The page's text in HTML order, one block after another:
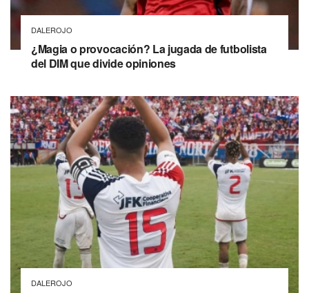
DALEROJO
¿Magia o provocación? La jugada de futbolista
del DIM que divide opiniones
DALEROJO